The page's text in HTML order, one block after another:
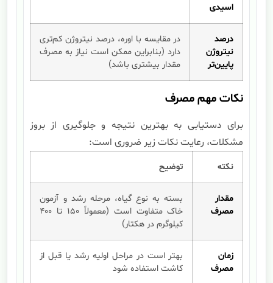
اسیدی
درصد
نیتروژن
پایین‌تر
در مقایسه با اوره، درصد نیتروژن کم‌تری
دارد (بنابراین ممکن است نیاز به مصرف
مقدار بیشتری باشد)
نکات مهم مصرف
برای دستیابی به بهترین نتیجه و جلوگیری از بروز
مشکلات، رعایت نکات زیر ضروری است:
نکته توضیح
مقدار
مصرف
بسته به نوع گیاه، مرحله رشد و آزمون
خاک متفاوت است (معمولاً ۱۵۰ تا ۴۰۰
کیلوگرم در هکتار)
زمان
مصرف
بهتر است در مراحل اولیه رشد یا قبل از
کاشت استفاده شود